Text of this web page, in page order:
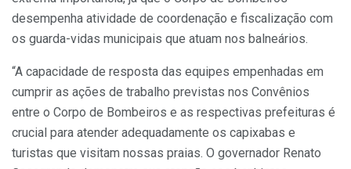
desempenha atividade de coordenação e fiscalização com
os guarda-vidas municipais que atuam nos balneários.
“A capacidade de resposta das equipes empenhadas em
cumprir as ações de trabalho previstas nos Convênios
entre o Corpo de Bombeiros e as respectivas prefeituras é
crucial para atender adequadamente os capixabas e
turistas que visitam nossas praias. O governador Renato